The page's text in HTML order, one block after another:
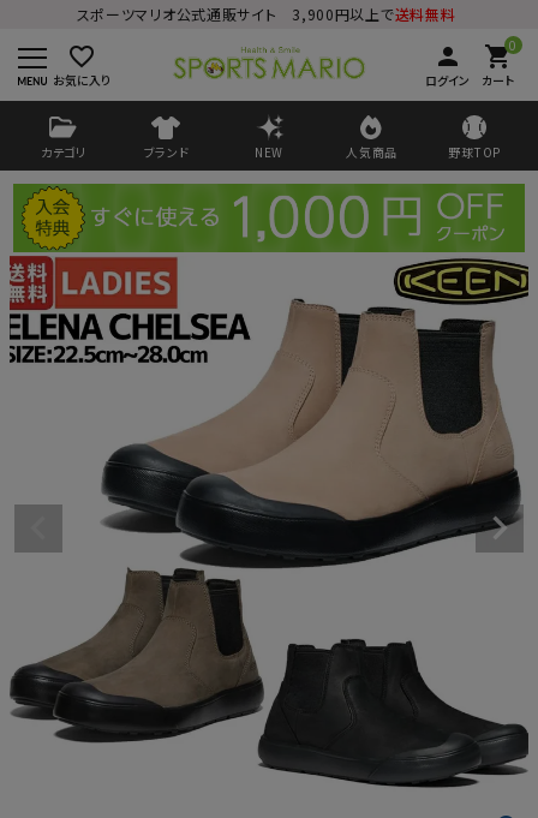
スポーツマリオ公式通販サイト 3,900円以上で送料無料
favorite_border
お気に入り
person
ログイン
0
shopping_cart
カート
カテゴリ ブランド NEW 人気商品 野球TOP
ログイン
ようこそ ゲスト 様
検索
商品が見つからない方はこちら
最近閲覧した商品